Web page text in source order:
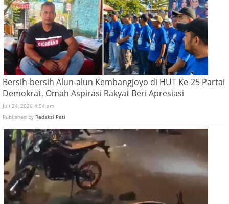
Bersih-bersih Alun-alun Kembangjoyo di HUT Ke-25 Partai
Demokrat, Omah Aspirasi Rakyat Beri Apresiasi
Juli 24, 2026 4:54 am
Published by Redaksi Pati